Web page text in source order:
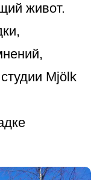
живот.
Mjölk